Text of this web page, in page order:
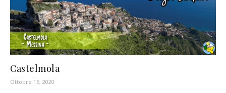
Castelmola
Ottobre 16, 2020